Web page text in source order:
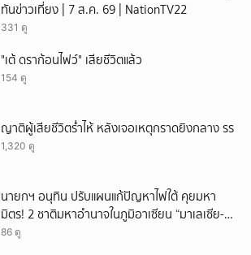
ทันข่าวเที่ยง | 7 ส.ค. 69 | NationTV22
331 ดู
"เต้ ดราก้อนไฟว์" เสียชีวิตแล้ว
154 ดู
ญาติผู้เสียชีวิตร่ำไห้ หลังเจอเหตุกราดยิงกลาง รร
1,320 ดู
นายกฯ อนุทิน ปรับแผนแก้ปัญหาไฟใต้ คุยมหา
มิตร! 2 ชาติมหาอำนาจในภูมิอาเซียน “มาเลเซีย-
อินโดนีเซีย”
86 ดู